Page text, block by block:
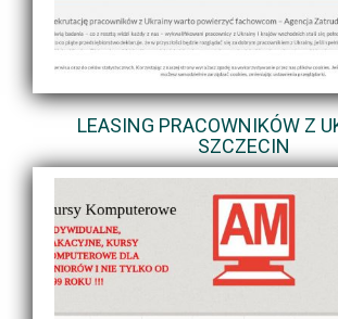
LEASING PRACOWNIKÓW Z
SZCZECIN